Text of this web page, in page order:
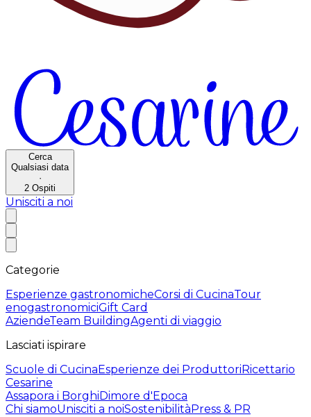
Cerca
Qualsiasi data
·
2 Ospiti
Unisciti a noi
Categorie
Esperienze gastronomicheCorsi di CucinaTour
enogastronomiciGift Card
AziendeTeam BuildingAgenti di viaggio
Lasciati ispirare
Scuole di CucinaEsperienze dei ProduttoriRicettario
Cesarine
Assapora i BorghiDimore d'Epoca
Chi siamoUnisciti a noiSostenibilitàPress & PR